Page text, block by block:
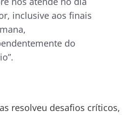
inclusive aos finais
do
resolveu desafios críticos,